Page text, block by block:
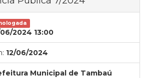
2024 13:00
12/06/2024
Municipal de Tambaú